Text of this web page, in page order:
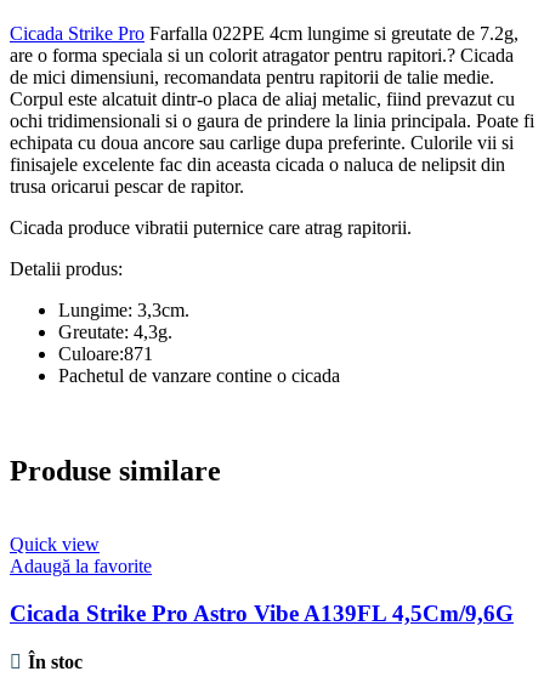
Cicada Strike Pro Farfalla 022PE 4cm lungime si greutate de 7.2g,
are o forma speciala si un colorit atragator pentru rapitori.? Cicada
de mici dimensiuni, recomandata pentru rapitorii de talie medie.
Corpul este alcatuit dintr-o placa de aliaj metalic, fiind prevazut cu
ochi tridimensionali si o gaura de prindere la linia principala. Poate fi
echipata cu doua ancore sau carlige dupa preferinte. Culorile vii si
finisajele excelente fac din aceasta cicada o naluca de nelipsit din
trusa oricarui pescar de rapitor.
Cicada produce vibratii puternice care atrag rapitorii.
Detalii produs:
Lungime: 3,3cm.
Greutate: 4,3g.
Culoare:871
Pachetul de vanzare contine o cicada
Produse similare
Quick view
Adaugă la favorite
Cicada Strike Pro Astro Vibe A139FL 4,5Cm/9,6G
În stoc